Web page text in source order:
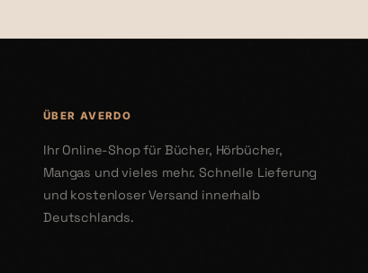
ÜBER AVERDO
Ihr Online-Shop für Bücher, Hörbücher,
Mangas und vieles mehr. Schnelle Lieferung
und kostenloser Versand innerhalb
Deutschlands.